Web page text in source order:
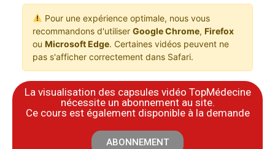
Pour une expérience optimale, nous vous
recommandons d'utiliser Google Chrome, Firefox
ou Microsoft Edge. Certaines vidéos peuvent ne
pas s'afficher correctement dans Safari.
La visualisation des capsules vidéo TopMédecine
nécessite un abonnement au site.
​Ce cours est également disponible à la demande
ABONNEMENT